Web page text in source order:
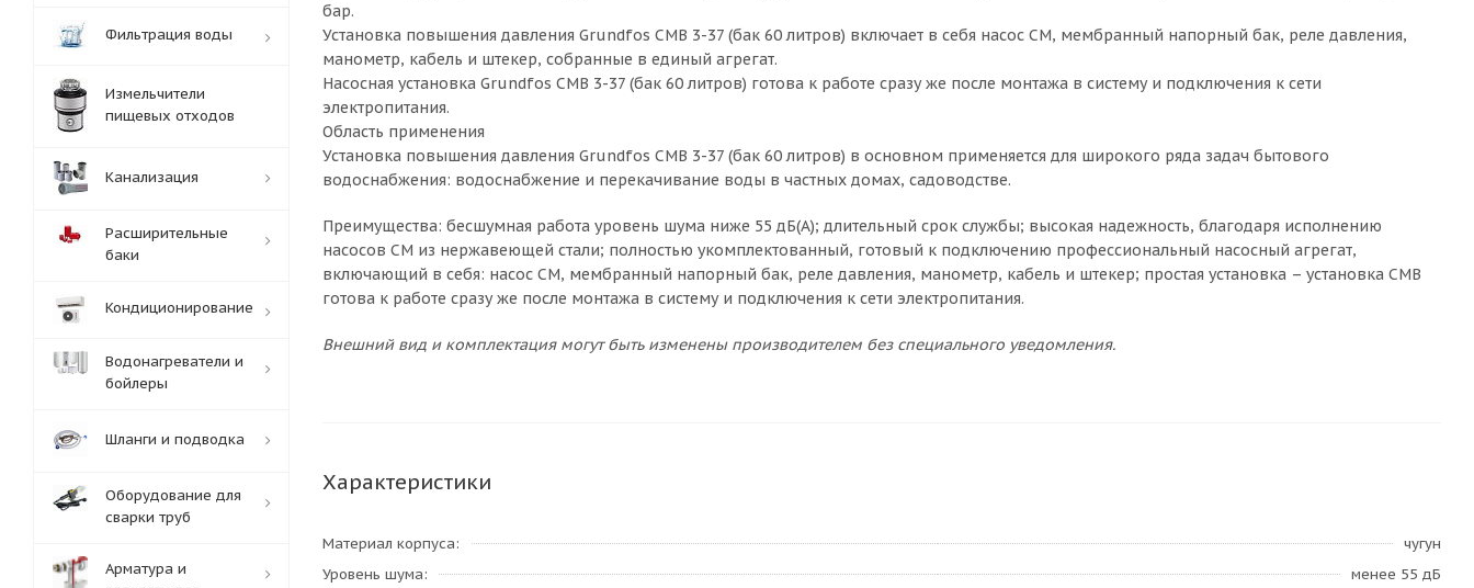
бар.
Установка повышения давления Grundfos CMB 3-37 (бак 60 литров) включает в себя насос CM, мембранный напорный бак, реле давления,
манометр, кабель и штекер, собранные в единый агрегат.
Насосная установка Grundfos CMB 3-37 (бак 60 литров) готова к работе сразу же после монтажа в систему и подключения к сети
электропитания.
Область применения
Установка повышения давления Grundfos CMB 3-37 (бак 60 литров) в основном применяется для широкого ряда задач бытового
водоснабжения: водоснабжение и перекачивание воды в частных домах, садоводстве.
Преимущества: бесшумная работа уровень шума ниже 55 дБ(А); длительный срок службы; высокая надежность, благодаря исполнению
насосов CM из нержавеющей стали; полностью укомплектованный, готовый к подключению профессиональный насосный агрегат,
включающий в себя: насос CM, мембранный напорный бак, реле давления, манометр, кабель и штекер; простая установка – установка CMB
готова к работе сразу же после монтажа в систему и подключения к сети электропитания.
Внешний вид и комплектация могут быть изменены производителем без специального уведомления.
Характеристики
Материал корпуса
чугун
Уровень шума
менее 55 дБ
Фильтрация воды
Измельчители
пищевых отходов
Канализация
Расширительные
баки
Кондиционирование
Водонагреватели и
бойлеры
Шланги и подводка
Оборудование для
сварки труб
Арматура и